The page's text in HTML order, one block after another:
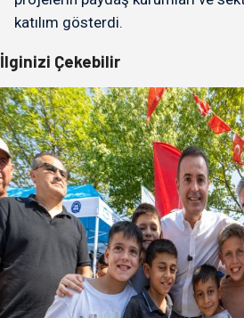
katılım gösterdi.
İlginizi Çekebilir